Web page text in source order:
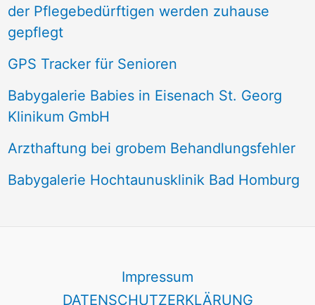
der Pflegebedürftigen werden zuhause
gepflegt
GPS Tracker für Senioren
Babygalerie Babies in Eisenach St. Georg
Klinikum GmbH
Arzthaftung bei grobem Behandlungsfehler
Babygalerie Hochtaunusklinik Bad Homburg
Impressum
DATENSCHUTZERKLÄRUNG